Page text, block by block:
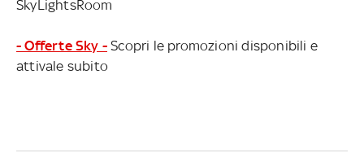
SkyLightsRoom
- Offerte Sky - Scopri le promozioni disponibili e
attivale subito